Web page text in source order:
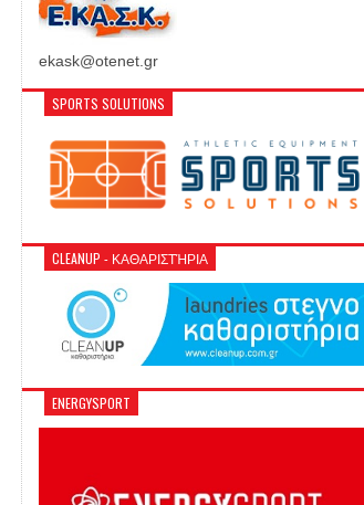
ekask@otenet.gr
SPORTS SOLUTIONS
CLEANUP - ΚΑΘΑΡΙΣΤΉΡΙΑ
ENERGYSPORT